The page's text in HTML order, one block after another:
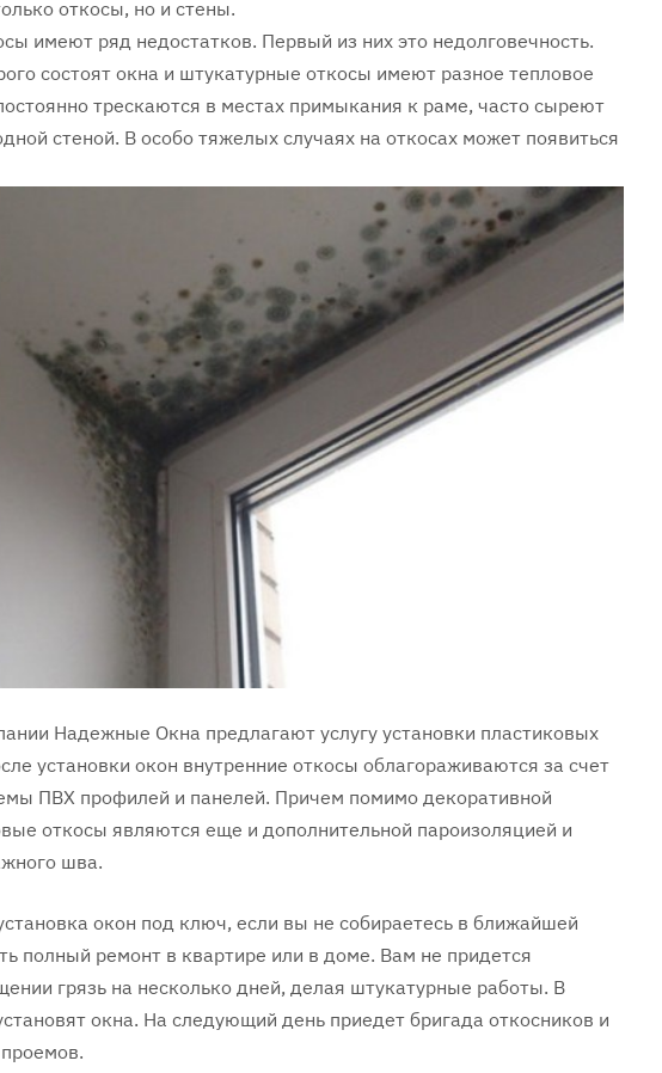
откосы, но и стены.
имеют ряд недостатков. Первый из них это недолговечность.
состоят окна и штукатурные откосы имеют разное тепловое
трескаются в местах примыкания к раме, часто сыреют
стеной. В особо тяжелых случаях на откосах может появиться
Надежные Окна предлагают услугу установки пластиковых
установки окон внутренние откосы облагораживаются за счет
ПВХ профилей и панелей. Причем помимо декоративной
откосы являются еще и дополнительной пароизоляцией и
шва.
окон под ключ, если вы не собираетесь в ближайшей
полный ремонт в квартире или в доме. Вам не придется
грязь на несколько дней, делая штукатурные работы. В
окна. На следующий день приедет бригада откосников и